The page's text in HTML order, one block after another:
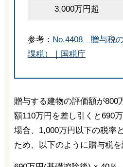
3,000万円超
参考： No.4408 贈与税
課税）｜国税庁
贈与する建物の評価額が800
額110万円を差し引くと690
場合、1,000万円以下の税率
ため、以下のように贈与税を